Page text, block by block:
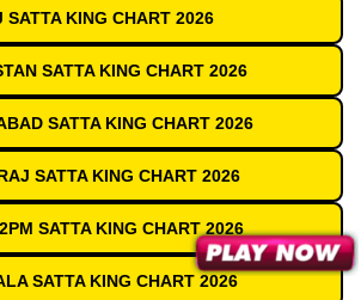
SATTA KING CHART 2026
SATTA KING CHART 2026
SATTA KING CHART 2026
SATTA KING CHART 2026
SATTA KING CHART 2026
SATTA KING CHART 2026